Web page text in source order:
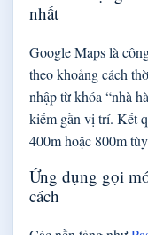
nhất
Google Maps là
theo khoảng cách
nhập từ khóa “nhà
kiếm gần vị trí. Kết
400m hoặc 800m
Ứng dụng gọi
cách